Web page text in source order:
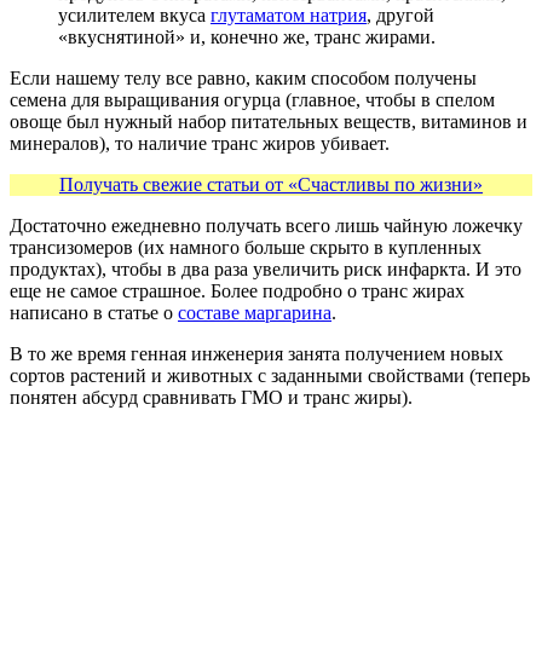
усилителем вкуса глутаматом натрия, другой
«вкуснятиной» и, конечно же, транс жирами.
Если нашему телу все равно, каким способом получены
семена для выращивания огурца (главное, чтобы в спелом
овоще был нужный набор питательных веществ, витаминов и
минералов), то наличие транс жиров убивает.
Получать свежие статьи от «Счастливы по жизни»
Достаточно ежедневно получать всего лишь чайную ложечку
трансизомеров (их намного больше скрыто в купленных
продуктах), чтобы в два раза увеличить риск инфаркта. И это
еще не самое страшное. Более подробно о транс жирах
написано в статье о составе маргарина.
В то же время генная инженерия занята получением новых
сортов растений и животных с заданными свойствами (теперь
понятен абсурд сравнивать ГМО и транс жиры).